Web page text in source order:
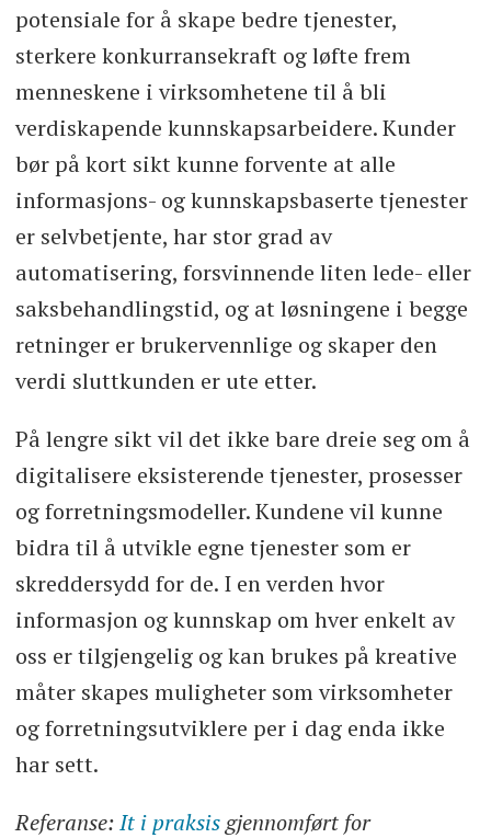
potensiale for å skape bedre tjenester,
sterkere konkurransekraft og løfte frem
menneskene i virksomhetene til å bli
verdiskapende kunnskapsarbeidere. Kunder
bør på kort sikt kunne forvente at alle
informasjons- og kunnskapsbaserte tjenester
er selvbetjente, har stor grad av
automatisering, forsvinnende liten lede- eller
saksbehandlingstid, og at løsningene i begge
retninger er brukervennlige og skaper den
verdi sluttkunden er ute etter.
På lengre sikt vil det ikke bare dreie seg om å
digitalisere eksisterende tjenester, prosesser
og forretningsmodeller. Kundene vil kunne
bidra til å utvikle egne tjenester som er
skreddersydd for de. I en verden hvor
informasjon og kunnskap om hver enkelt av
oss er tilgjengelig og kan brukes på kreative
måter skapes muligheter som virksomheter
og forretningsutviklere per i dag enda ikke
har sett.
Referanse:It i praksisgjennomført for